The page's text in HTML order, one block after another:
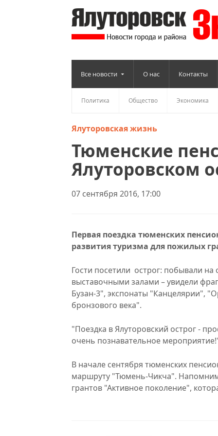
Все новости О нас Контакты
Политика Общество Экономика
Ялуторовская жизнь
Тюменские
Ялуторовском
07 сентября 2016, 17:00
Первая поездка тюменских
развития туризма для пожилых
Гости посетили острог: побывали на
выставочными залами – увидели
Бузан-3", экспонаты "Канцелярии",
бронзового века".
"Поездка в Ялуторовский острог -
очень познавательное
В начале сентября тюменских
маршруту "Тюмень-Чикча".
грантов "Активное поколение",